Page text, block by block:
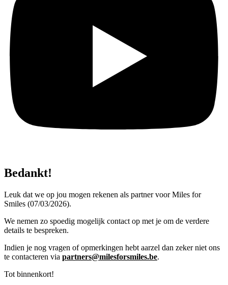
Bedankt!
Leuk dat we op jou mogen rekenen als partner voor Miles for
Smiles (07/03/2026).
We nemen zo spoedig mogelijk contact op met je om de verdere
details te bespreken.
Indien je nog vragen of opmerkingen hebt aarzel dan zeker niet ons
te contacteren via partners@milesforsmiles.be.
Tot binnenkort!